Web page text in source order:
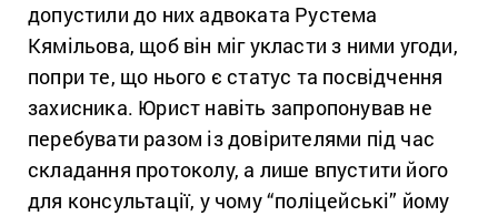
допустили до них адвоката Рустема
Кямільова, щоб він міг укласти з ними угоди,
попри те, що нього є статус та посвідчення
захисника. Юрист навіть запропонував не
перебувати разом із довірителями під час
складання протоколу, а лише впустити його
для консультації, у чому “поліцейські” йому